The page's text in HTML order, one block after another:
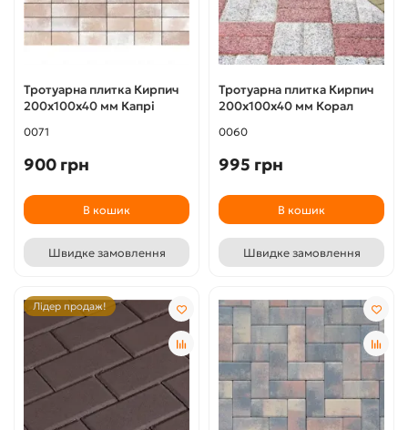
Тротуарна плитка Кирпич
200х100х40 мм Капрі
0071
900 грн
В кошик
Швидке замовлення
Тротуарна плитка Кирпич
200х100х40 мм Корал
0060
995 грн
В кошик
Швидке замовлення
Лідер продаж!